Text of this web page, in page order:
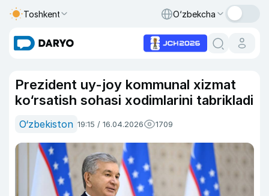
Toshkent O‘zbekcha
Prezident uy-joy kommunal xizmat
ko‘rsatish sohasi xodimlarini tabrikladi
O‘zbekiston 19:15 / 16.04.2026 1709